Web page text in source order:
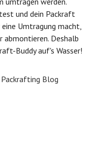
und dein Packraft
Umtragung macht,
abmontieren. Deshalb
Buddy auf's Wasser!